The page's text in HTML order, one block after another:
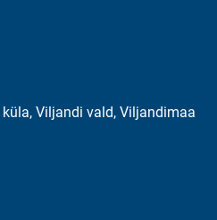
Viljandi vald, Viljandimaa